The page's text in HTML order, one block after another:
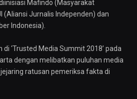
Mafindo (Masyarakat
(Aliansi Jurnalis Independen) dan
Indonesia).
‘Trusted Media Summit 2018’ pada
dengan melibatkan puluhan media
ratusan pemeriksa fakta di